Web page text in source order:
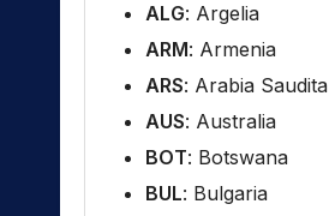
ALG: Argelia
ARM: Armenia
ARS: Arabia Saudita
AUS: Australia
BOT: Botswana
BUL: Bulgaria